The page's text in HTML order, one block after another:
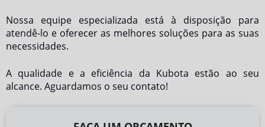
Nossa equipe especializada está à disposição para
atendê-lo e oferecer as melhores soluções para as suas
necessidades.
A qualidade e a eficiência da Kubota estão ao seu
alcance. Aguardamos o seu contato!